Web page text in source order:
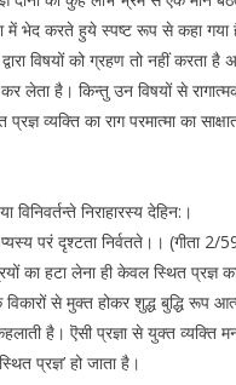
में भेद करते हुये स्पष्ट रूप से कहा गया
द्वारा विषयों को ग्रहण तो नहीं करता है
लेता है। किन्तु उन विषयों से रागात्मक
व्यक्ति का राग परमात्मा का
विनिवर्तन्ते निराहारस्य देहिन:।
परं दृश्टता निर्वतते।। (गीता 2/
का हटा लेना ही केवल स्थित प्रज्ञ
से मुक्त होकर शुद्ध बुद्धि रूप
कहलाती है। ऎसी प्रज्ञा से युक्त व्यक्ति
प्रज्ञ’ हो जाता है।